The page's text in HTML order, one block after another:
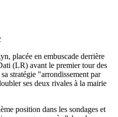
placée en embuscade derrière
(LR) avant le premier tour des
stratégie "arrondissement par
ses deux rivales à la mairie
position dans les sondages et